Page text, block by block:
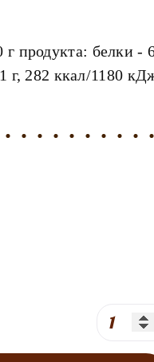
г продукта: белки -
г, 282 ккал/1180